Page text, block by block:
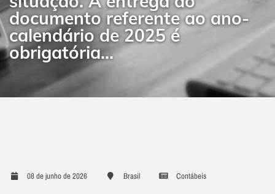
documento referente ao ano-
calendário de 2025 é
obrigatória...
08 de junho de 2026 Brasil Contábeis